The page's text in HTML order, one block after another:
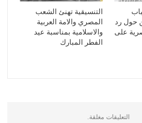
التنسيقية تهنئ الشعب
المصري والامة العربية
والاسلامية بمناسبة عيد
الفطر المبارك
حول رد
على
التعليقات مغلقة.